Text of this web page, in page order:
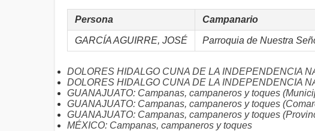
Persona Campanario
GARCÍA AGUIRRE, JOSÉ Parroquia de Nuestra
DOLORES HIDALGO CUNA DE LA INDEPENDENCIA
DOLORES HIDALGO CUNA DE LA INDEPENDENCIA
GUANAJUATO: Campanas, campaneros y toques
GUANAJUATO: Campanas, campaneros y toques
GUANAJUATO: Campanas, campaneros y toques
MÉXICO: Campanas, campaneros y toques